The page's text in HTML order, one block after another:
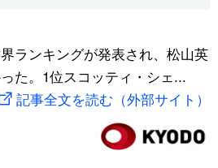
ランキングが発表され、松山英
た。1位スコッティ・シェ...
記事全文を読む（外部サイト）